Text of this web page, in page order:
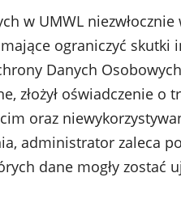
w UMWL
ograniczyć skutki
Danych
złożył oświadczenie o
oraz
administrator zaleca
dane mogły zostać